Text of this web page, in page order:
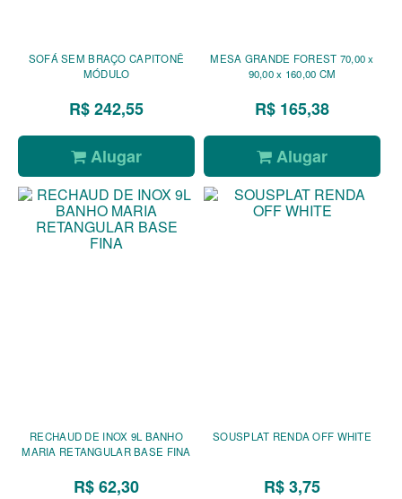
SOFÁ SEM BRAÇO CAPITONÊ
MÓDULO
R$ 242,55
Alugar
MESA GRANDE FOREST 70,00 x
90,00 x 160,00 CM
R$ 165,38
Alugar
RECHAUD DE INOX 9L BANHO
MARIA RETANGULAR BASE FINA
R$ 62,30
SOUSPLAT RENDA OFF WHITE
R$ 3,75